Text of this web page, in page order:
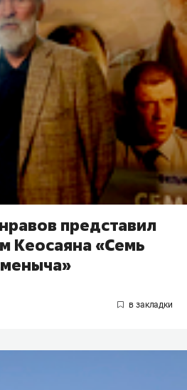
представил
Кеосаяна «Семь